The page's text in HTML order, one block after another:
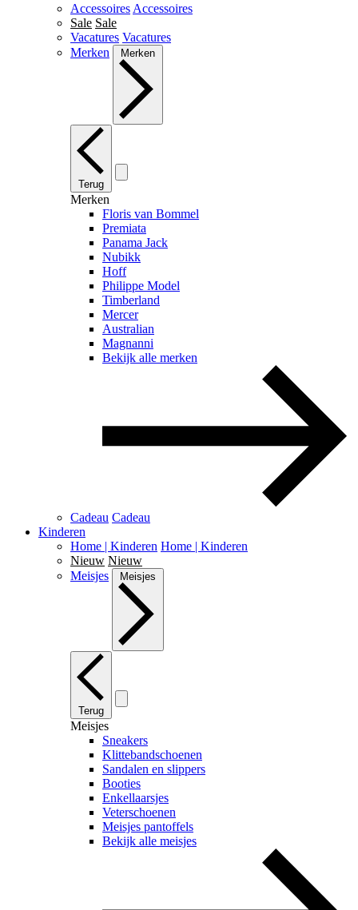
Accessoires Accessoires
Sale Sale
Vacatures Vacatures
Merken
Merken
Terug
Merken
Floris van Bommel
Premiata
Panama Jack
Nubikk
Hoff
Philippe Model
Timberland
Mercer
Australian
Magnanni
Bekijk alle merken
Cadeau Cadeau
Kinderen
Home | Kinderen Home | Kinderen
Nieuw Nieuw
Meisjes
Meisjes
Terug
Meisjes
Sneakers
Klittebandschoenen
Sandalen en slippers
Booties
Enkellaarsjes
Veterschoenen
Meisjes pantoffels
Bekijk alle meisjes